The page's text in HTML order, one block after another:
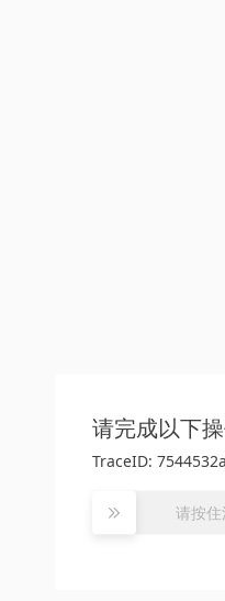
请完成以下
TraceID:
请按住